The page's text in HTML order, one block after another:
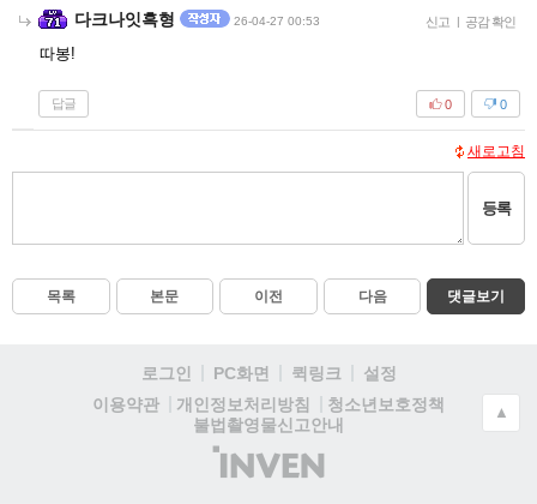
다크나잇흑형 26-04-27 00:53 신고 | 공감 확인
따봉!
답글 0
0
새로고침
등록
목록 본문 이전 다음 댓글보기
로그인 PC화면 퀵링크
설정
이용약관
개인정보처리방침
청소년보호정책
불법촬영물신고안내
(주)
인
▲